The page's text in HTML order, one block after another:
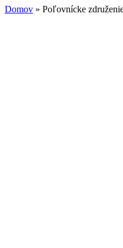
Domov » Poľovnícke